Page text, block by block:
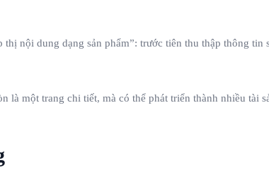
nội dung dạng sản phẩm”: trước tiên thu thập thông
là một trang chi tiết, mà có thể phát triển thành nhiều